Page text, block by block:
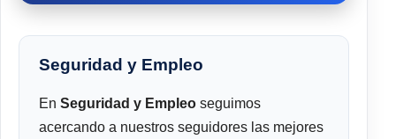
Seguridad y Empleo
En Seguridad y Empleo seguimos
acercando a nuestros seguidores las mejores